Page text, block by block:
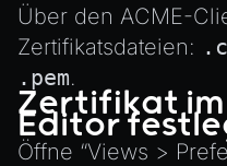
Über den ACME-
Zertifikatsdateien:
.pem.
Zertifikat
Editor
Öffne “Views >